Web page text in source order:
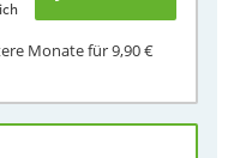
Monate für9,90 €